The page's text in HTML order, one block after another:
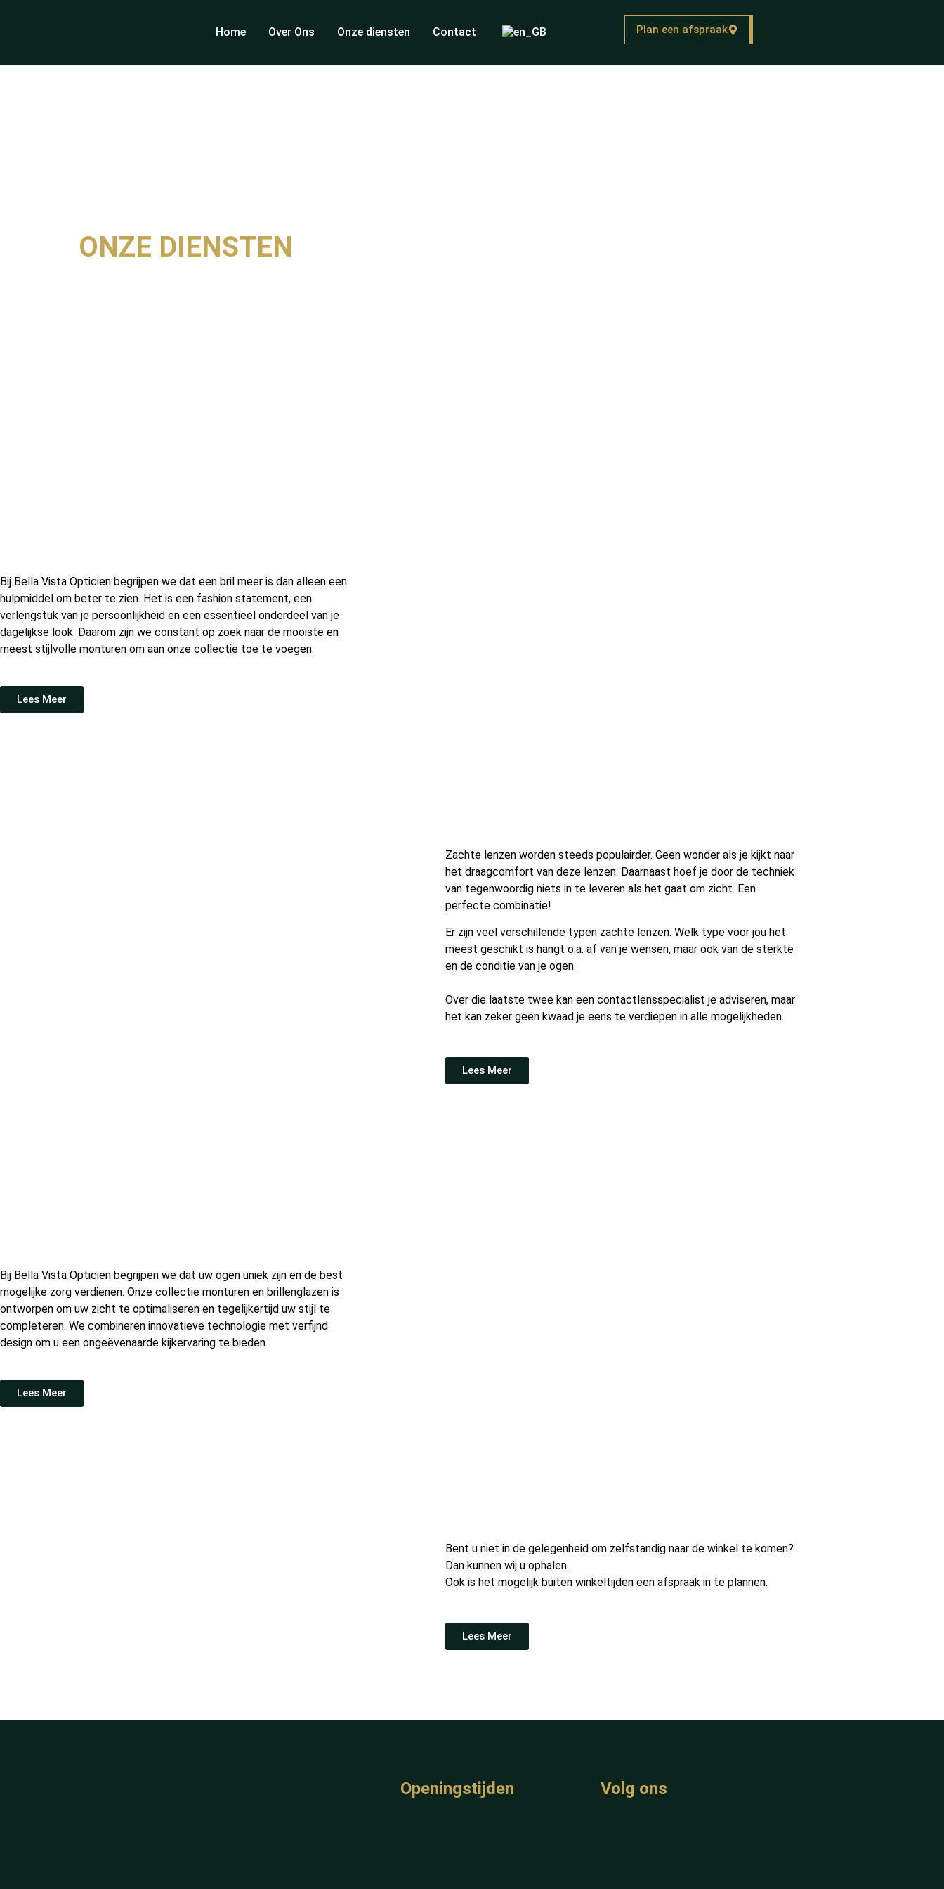
Home Over Ons Onze diensten Contact Plan een afspraak
ONZE DIENSTEN
Bij Bella Vista Opticien begrijpen we dat een bril meer is dan alleen een
hulpmiddel om beter te zien. Het is een fashion statement, een
verlengstuk van je persoonlijkheid en een essentieel onderdeel van je
dagelijkse look. Daarom zijn we constant op zoek naar de mooiste en
meest stijlvolle monturen om aan onze collectie toe te voegen.
Lees Meer
Zachte lenzen worden steeds populairder. Geen wonder als je kijkt naar
het draagcomfort van deze lenzen. Daarnaast hoef je door de techniek
van tegenwoordig niets in te leveren als het gaat om zicht. Een
perfecte combinatie!
Er zijn veel verschillende typen zachte lenzen. Welk type voor jou het
meest geschikt is hangt o.a. af van je wensen, maar ook van de sterkte
en de conditie van je ogen.
Over die laatste twee kan een contactlensspecialist je adviseren, maar
het kan zeker geen kwaad je eens te verdiepen in alle mogelijkheden.
Lees Meer
Bij Bella Vista Opticien begrijpen we dat uw ogen uniek zijn en de best
mogelijke zorg verdienen. Onze collectie monturen en brillenglazen is
ontworpen om uw zicht te optimaliseren en tegelijkertijd uw stijl te
completeren. We combineren innovatieve technologie met verfijnd
design om u een ongeëvenaarde kijkervaring te bieden.
Lees Meer
Bent u niet in de gelegenheid om zelfstandig naar de winkel te komen?
Dan kunnen wij u ophalen.
Ook is het mogelijk buiten winkeltijden een afspraak in te plannen.
Lees Meer
Openingstijden Volg ons